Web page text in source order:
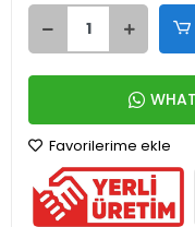
Favorilerime ekle